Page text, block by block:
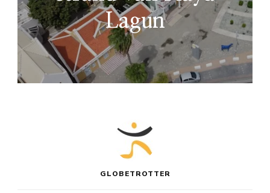
Lagun
GLOBETROTTER